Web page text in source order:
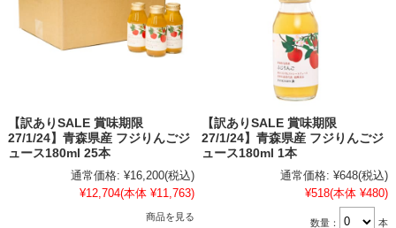
【訳ありSALE 賞味期限
27/1/24】青森県産 フジりんごジ
ュース180ml 25本
通常価格: ¥16,200(税込)
¥12,704(本体 ¥11,763)
商品を見る
【訳ありSALE 賞味期限
27/1/24】青森県産 フジりんごジ
ュース180ml 1本
通常価格: ¥648(税込)
¥518(本体 ¥480)
数量： 本